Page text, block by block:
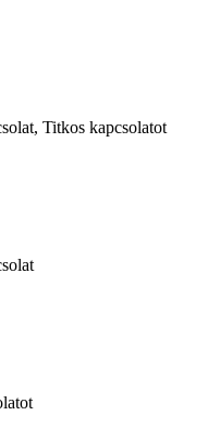
Titkos kapcsolatot